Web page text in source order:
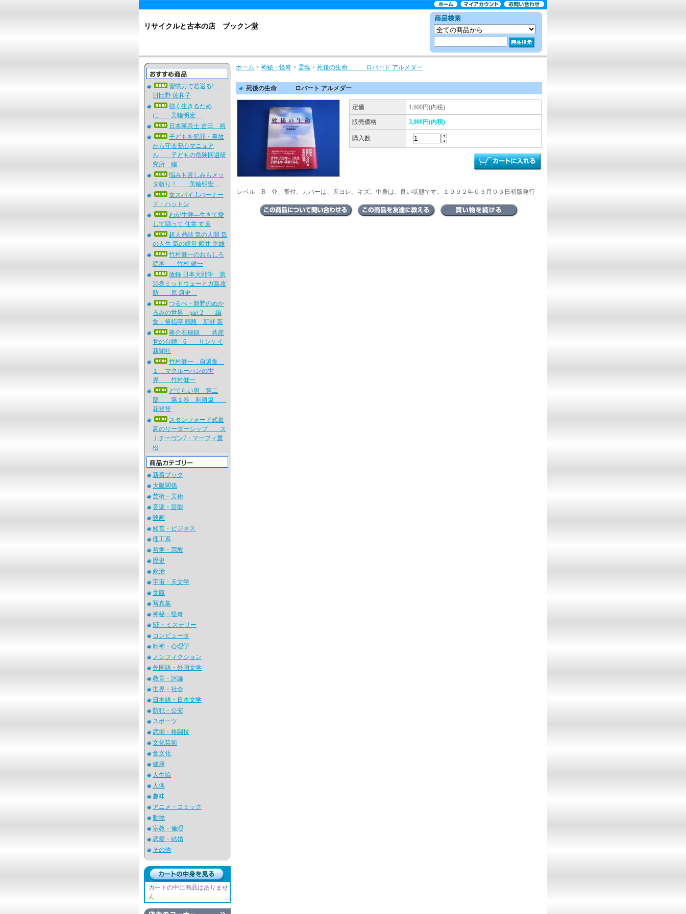
リサイクルと古本の店 ブックン堂
習慣力で若返る!
日比野 佐和子
強く生きるため
に 美輪明宏
日本軍兵士 吉田 裕
子どもを犯罪・事故
から守る安心マニュア
ル 子どもの危険回避研
究所 編
悩みも苦しみもメッ
タ斬り！ 美輪明宏
女スパイ J.バーナー
ド・ハットン
わが生涯―生きて愛
して闘って 住井 すゑ
超人鼎談 気の人間 気
の人生 気の経営 船井 幸雄
竹村健一のおもしろ
読本 竹村 健一
激録 日本大戦争 第
33巻ミッドウェーとガ島攻
防 原 康史
つるべ・新野のぬか
るみの世界 part 2 編
集：笑福亭 鶴瓶 新野 新
蒋介石秘録 共産
党の台頭 6 サンケイ
新聞社
竹村健一 自選集
１ マクルーハンの世
界 竹村健一
どてらい男 第二
部 第１巻 利殖篇
花登筐
スタンフォード式最
高のリーダーシップ ス
ｌチーヴン7・マーフィ重
松
新着ブック
大阪関係
芸術・美術
音楽・芸能
映画
経営・ビジネス
理工系
哲学・宗教
歴史
政治
宇宙・天文学
文庫
写真集
神秘・怪奇
SF・ミステリー
コンピュータ
精神・心理学
ノンフィクション
外国語・外国文学
教育・評論
世界・社会
日本語・日本文学
防犯・公安
スポーツ
武術・格闘技
文化芸術
食文化
健康
人生論
人体
趣味
アニメ・コミック
動物
宗教・倫理
恋愛・結婚
その他
カートの中に商品はありませ
ん
ホーム > 神秘・怪奇 > 霊魂 > 死後の生命 ロバート アルメダー
死後の生命 ロバート アルメダー
定価 1,600円(内税)
販売価格 3,000円(内税)
購入数
レベル B 並、帯付。カバーは、天ヨレ、キズ。中身は、良い状態です。１９９２年０３月０３日初版発行